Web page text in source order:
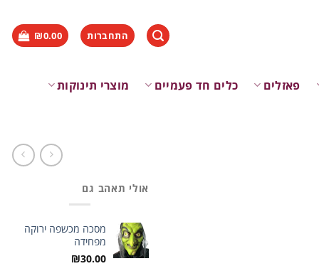
התחברות ₪0.00
פאזלים כלים חד פעמיים
מוצרי תינוקות
אולי תאהב גם
מסכה מכשפה ירוקה
מפחידה
₪30.00